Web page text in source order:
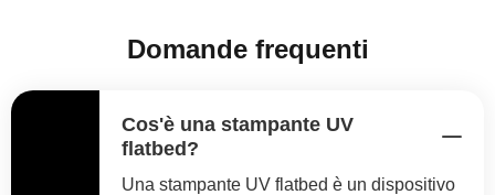
Domande frequenti
Cos'è una stampante UV
flatbed?
Una stampante UV flatbed è un dispositivo